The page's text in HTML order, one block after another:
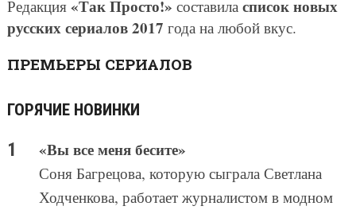
Редакция «Так Просто!» составила список новых
русских сериалов 2017 года на любой вкус.
ПРЕМЬЕРЫ СЕРИАЛОВ
ГОРЯЧИЕ НОВИНКИ
«Вы все меня бесите»
Соня Багрецова, которую сыграла Светлана
Ходченкова, работает журналистом в модном